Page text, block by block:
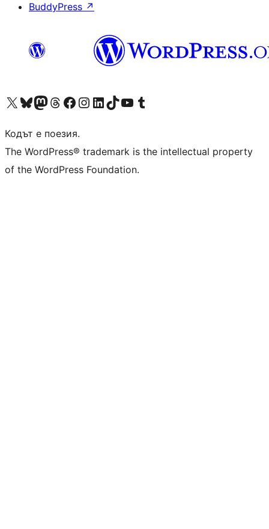
BuddyPress ↗
Visit our X (formerly Twitter) account
Visit our Bluesky account
Visit our Mastodon account
Visit our Threads account
Посетете нашата страница във Facebook
Посетете нашия профил в Instagram
Посетете нашия профил в LinkedIn
Visit our TikTok account
Visit our YouTube channel
Visit our Tumblr account
Кодът е поезия.
The WordPress® trademark is the intellectual property
of the WordPress Foundation.